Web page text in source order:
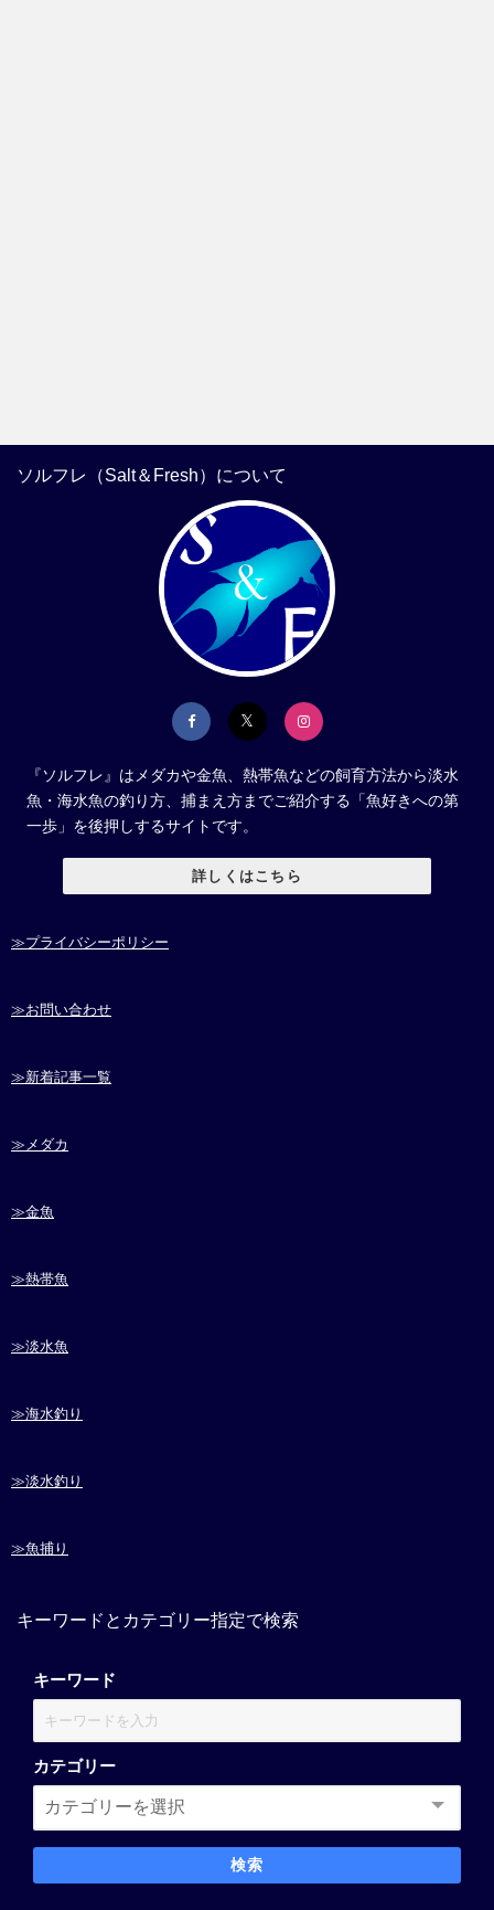
ソルフレ（Salt＆Fresh）について
『ソルフレ』はメダカや金魚、熱帯魚などの飼育方法から淡水
魚・海水魚の釣り方、捕まえ方までご紹介する「魚好きへの第
一歩」を後押しするサイトです。
詳しくはこちら
≫プライバシーポリシー
≫お問い合わせ
≫新着記事一覧
≫メダカ
≫金魚
≫熱帯魚
≫淡水魚
≫海水釣り
≫淡水釣り
≫魚捕り
キーワードとカテゴリー指定で検索
キーワード
カテゴリー
検索